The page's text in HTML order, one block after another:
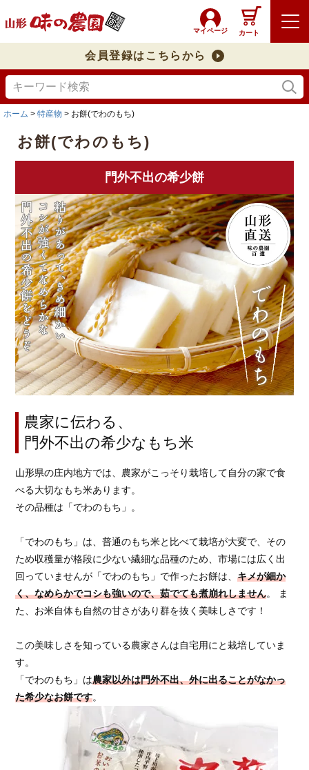
マイページ カート
会員登録はこちらから
ホーム 特産物 お餅(でわのもち)
お餅(でわのもち)
門外不出の希少餅
農家に伝わる、
門外不出の希少なもち米
山形県の庄内地方では、農家がこっそり栽培して自分の家で食
べる大切なもち米あります。
その品種は「でわのもち」。
「でわのもち」は、普通のもち米と比べて栽培が大変で、その
ため収穫量が格段に少ない繊細な品種のため、市場には広く出
回っていませんが「でわのもち」で作ったお餅は、キメが細か
く、なめらかでコシも強いので、茹でても煮崩れしません。 ま
た、お米自体も自然の甘さがあり群を抜く美味しさです！
この美味しさを知っている農家さんは自宅用にと栽培していま
す。
「でわのもち」は農家以外は門外不出、外に出ることがなかっ
た希少なお餅です。